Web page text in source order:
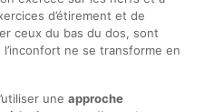
d’étirement et de
ceux du bas du dos, sont
ne se transforme en
une approche